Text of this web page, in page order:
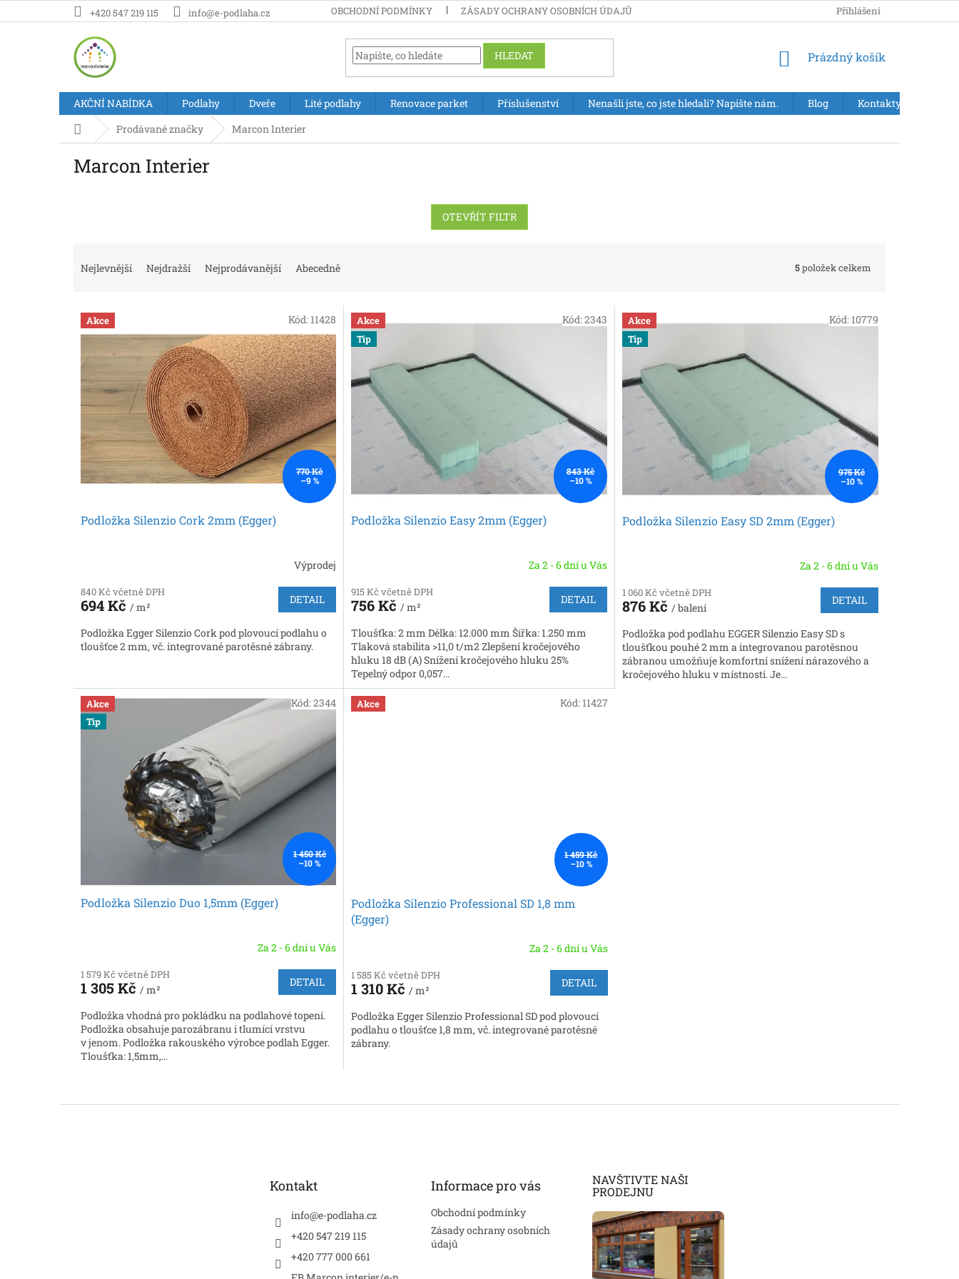
na
+420 547 219 115 info@e-podlaha.cz OBCHODNÍ PODMÍNKY ZÁSADY OCHRANY OSOBNÍCH ÚDAJŮ Přihlášení
HLEDAT
NÁKUPNÍ
Prázdný košík
AKČNÍ NABÍDKA Podlahy Dveře Lité podlahy Renovace parket Příslušenství Nenašli jste, co jste hledali? Napište nám. Blog Kontakty
Domů Prodávané značky Marcon Interier
Marcon Interier
OTEVŘÍT FILTR
n
d
u
Nejlevnější Nejdražší Nejprodávanější Abecedně 5položek celkem
V
ý
p
d
k
Akce
770 Kč
–9 %
Podložka Silenzio Cork 2mm (Egger)
Výprodej
840 Kč včetně DPH
694 Kč / m²
DETAIL
Podložka Egger Silenzio Cork pod plovoucí podlahu o
tloušťce 2 mm, vč. integrované parotěsné zábrany.
Kód: 11428
Akce
Tip
843 Kč
–10 %
Podložka Silenzio Easy 2mm (Egger)
Za 2 - 6 dní u Vás
915 Kč včetně DPH
756 Kč / m²
DETAIL
Tloušťka: 2 mm Délka: 12.000 mm Šířka: 1.250 mm
Tlaková stabilita >11,0 t/m2 Zlepšení kročejového
hluku 18 dB (A) Snížení kročejového hluku 25%
Tepelný odpor 0,057...
Kód:2343
Akce
Tip
975 Kč
–10 %
Podložka Silenzio Easy SD 2mm (Egger)
Za 2 - 6 dní u Vás
1 060 Kč včetně DPH
876 Kč / balení
DETAIL
Podložka pod podlahu EGGER Silenzio Easy SD s
tloušťkou pouhé 2 mm a integrovanou parotěsnou
zábranou umožňuje komfortní snížení nárazového a
kročejového hluku v místnosti. Je...
Kód: 10779
Akce
Tip
1 450 Kč
–10 %
Podložka Silenzio Duo 1,5mm (Egger)
Za 2 - 6 dní u Vás
1 579 Kč včetně DPH
1 305 Kč / m²
DETAIL
Podložka vhodná pro pokládku na podlahové topení.
Podložka obsahuje parozábranu i tlumící vrstvu
v jenom. Podložka rakouského výrobce podlah Egger.
Tloušťka: 1,5mm,...
Kód:2344 Akce
1 459 Kč
–10 %
Podložka Silenzio Professional SD 1,8 mm
(Egger)
Za 2 - 6 dní u Vás
1 585 Kč včetně DPH
1 310 Kč / m²
DETAIL
Podložka Egger Silenzio Professional SD pod plovoucí
podlahu o tloušťce 1,8 mm, vč. integrované parotěsné
zábrany.
Kód: 11427
v
í
r
v
k
Kontakt
info@e-podlaha.cz
+420 547 219 115
+420 777 000 661
Informace pro vás
Obchodní podmínky
Zásady ochrany osobních
údajů
NAVŠTIVTE NAŠI
PRODEJNU